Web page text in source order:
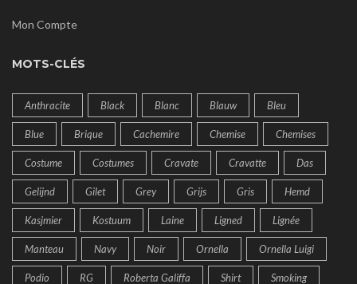
Mon Compte
MOTS-CLÉS
Anthracite Black Blanc Blauw Bleu
Blue Brique Cachemire Chemise Chemises
Costume Costumes Cravate Cravatte Das
Gelijnd Gilet Grey Grijs Gris Hemd
Kasjmier Kostuum Laine Ligned Lignée
Manteau Navy Noir Ornella Ornella Luigi
Podio RG Roberta Galiffa Shirt Smoking